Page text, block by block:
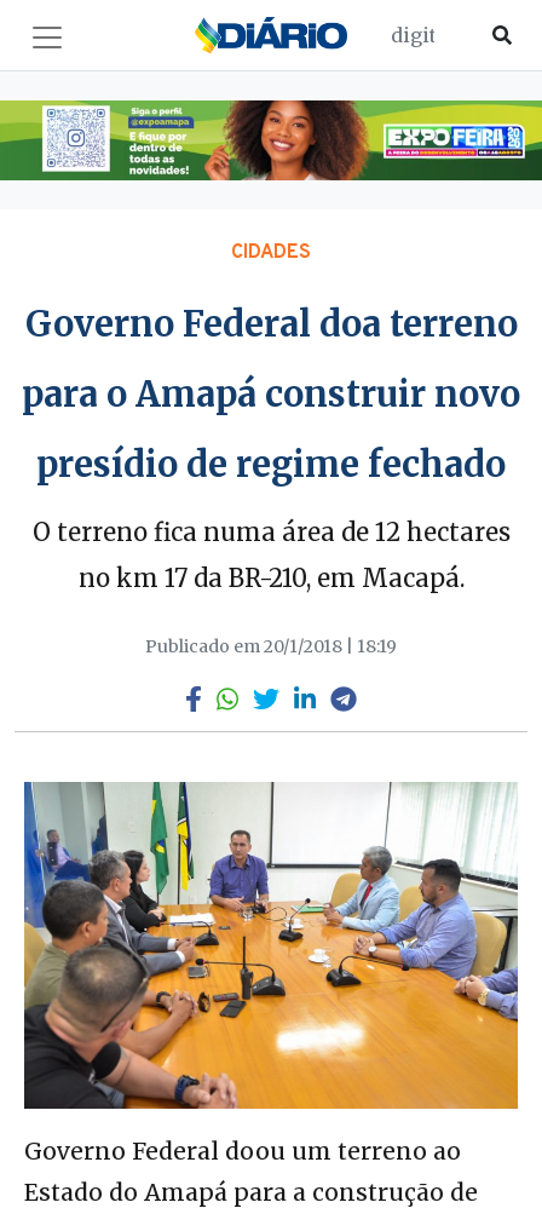
CIDADES
Governo Federal doa terreno
para o Amapá construir novo
presídio de regime fechado
O terreno fica numa área de 12 hectares
no km 17 da BR-210, em Macapá.
Publicado em 20/1/2018 | 18:19
Governo Federal doou um terreno ao
Estado do Amapá para a construção de